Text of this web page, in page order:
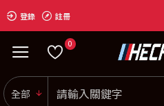
登錄 註冊
0
全部